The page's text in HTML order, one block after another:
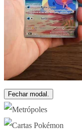
Fechar modal.